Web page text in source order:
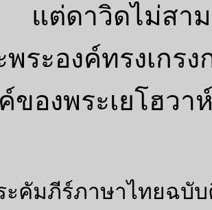
แต่ดาวิดไม่สาม
พระองค์ทรงเกร
ของพระเยโฮวา
ะคัมภีร์ภาษาไทยฉบับ